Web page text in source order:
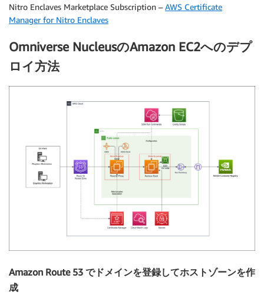
Nitro Enclaves Marketplace Subscription – AWS Certificate
Manager for Nitro Enclaves
Omniverse NucleusのAmazon EC2へのデプ
ロイ方法
Amazon Route 53 でドメインを登録してホストゾーンを作
成